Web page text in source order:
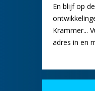
En blijf op
Krammer...
adres in en